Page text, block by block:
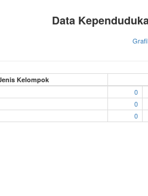
Data
Kelompok
0
0
0